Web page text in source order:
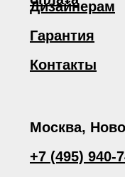
Дизайнерам
Гарантия
Контакты
Москва,
+7 (495) 940-